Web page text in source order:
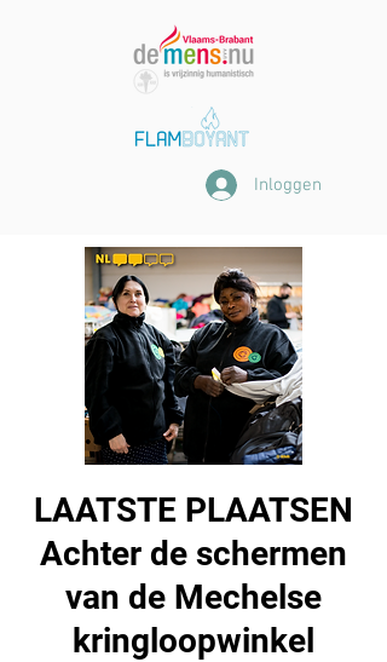
Inloggen
LAATSTE PLAATSEN
Achter de schermen
van de Mechelse
kringloopwinkel